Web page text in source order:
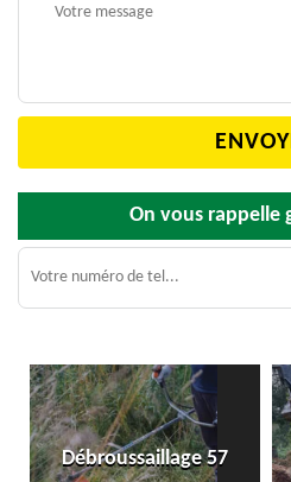
On vous rappelle
Débroussaillage 57